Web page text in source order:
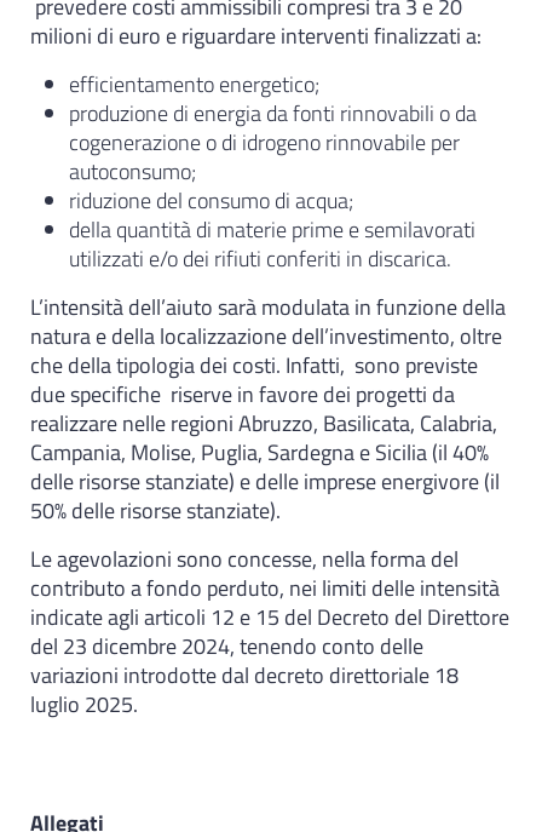
milioni di euro e riguardare interventi finalizzati a:
efficientamento energetico;
produzione di energia da fonti rinnovabili o da
cogenerazione o di idrogeno rinnovabile per
autoconsumo;
riduzione del consumo di acqua;
della quantità di materie prime e semilavorati
utilizzati e/o dei rifiuti conferiti in discarica.
L’intensità dell’aiuto sarà modulata in funzione della
natura e della localizzazione dell’investimento, oltre
che della tipologia dei costi. Infatti, sono previste
due specifiche riserve in favore dei progetti da
realizzare nelle regioni Abruzzo, Basilicata, Calabria,
Campania, Molise, Puglia, Sardegna e Sicilia (il 40%
delle risorse stanziate) e delle imprese energivore (il
50% delle risorse stanziate).
Le agevolazioni sono concesse, nella forma del
contributo a fondo perduto, nei limiti delle intensità
indicate agli articoli 12 e 15 del Decreto del Direttore
del 23 dicembre 2024, tenendo conto delle
variazioni introdotte dal decreto direttoriale 18
luglio 2025.
Allegati